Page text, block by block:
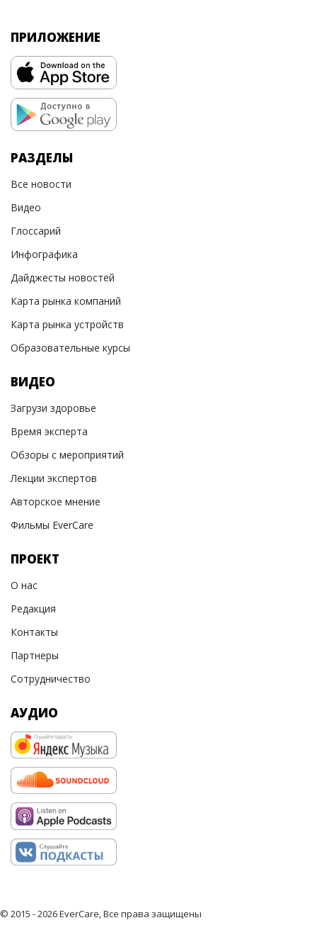
ПРИЛОЖЕНИЕ
РАЗДЕЛЫ
Все новости
Видео
Глоссарий
Инфографика
Дайджесты новостей
Карта рынка компаний
Карта рынка устройств
Образовательные курсы
ВИДЕО
Загрузи здоровье
Время эксперта
Обзоры с мероприятий
Лекции экспертов
Авторское мнение
Фильмы EverCare
ПРОЕКТ
О нас
Редакция
Контакты
Партнеры
Сотрудничество
АУДИО
© 2015 - 2026 EverCare, Все права защищены